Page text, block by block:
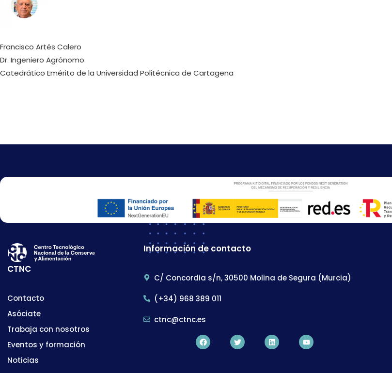
Francisco Artés Calero
Dr. Ingeniero Agrónomo.
Catedrático Emérito de la Universidad Politécnica de Cartagena
CTNC
Contacto
Asóciate
Trabaja con nosotros
Eventos y formación
Noticias
Información de contacto
C/ Concordia s/n, 30500 Molina de Segura (Murcia)
(+34) 968 389 011
ctnc@ctnc.es